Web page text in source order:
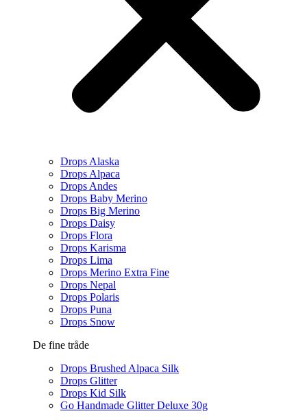
Drops Alaska
Drops Alpaca
Drops Andes
Drops Baby Merino
Drops Big Merino
Drops Daisy
Drops Flora
Drops Karisma
Drops Lima
Drops Merino Extra Fine
Drops Nepal
Drops Polaris
Drops Puna
Drops Snow
De fine tråde
Drops Brushed Alpaca Silk
Drops Glitter
Drops Kid Silk
Go Handmade Glitter Deluxe 30g